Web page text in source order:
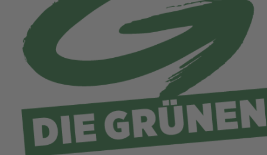
Kultur
Natur und Umwelt
Demokratie